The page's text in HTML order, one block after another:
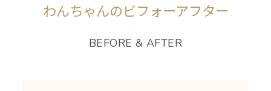
わんちゃんのビフォーアフター
BEFORE & AFTER